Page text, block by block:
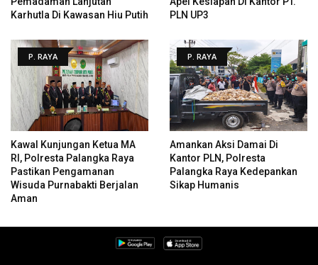
Karhutla Di Kawasan Hiu Putih
PLN UP3
P. RAYA
Kawal Kunjungan Ketua MA
RI, Polresta Palangka Raya
Pastikan Pengamanan
Wisuda Purnabakti Berjalan
Aman
P. RAYA
Amankan Aksi Damai Di
Kantor PLN, Polresta
Palangka Raya Kedepankan
Sikap Humanis